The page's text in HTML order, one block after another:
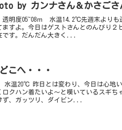
by カンナさん＆かさごさ
明度05~08ｍ 水温14.2℃先週末よりも
すよ。今日はゲストさんとのんびり２
です。だんだん大きく...
こへ・・・
温20℃ 昨日とは変わり、今日は心地い
クハン着たいよ～と嘆いているスギち
ず、ガッツリ、ダイビン...